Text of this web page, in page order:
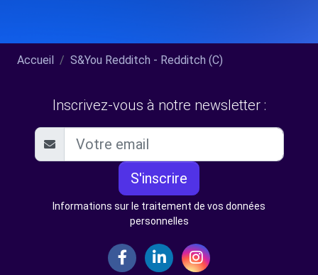
Accueil S&You Redditch - Redditch (C)
Inscrivez-vous à notre newsletter :
S'inscrire
Informations sur le traitement de vos données
personnelles